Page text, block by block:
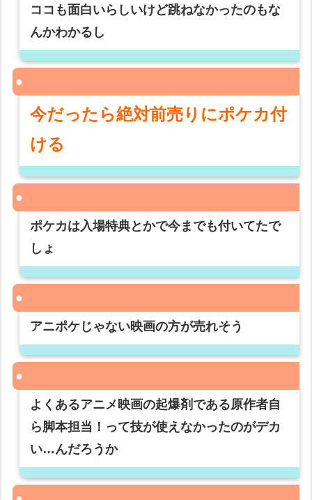
ココも面白いらしいけど跳ねなかったのもな
んかわかるし
今だったら絶対前売りにポケカ付
ける
ポケカは入場特典とかで今までも付いてたで
しょ
アニポケじゃない映画の方が売れそう
よくあるアニメ映画の起爆剤である原作者自
ら脚本担当！って技が使えなかったのがデカ
い…んだろうか